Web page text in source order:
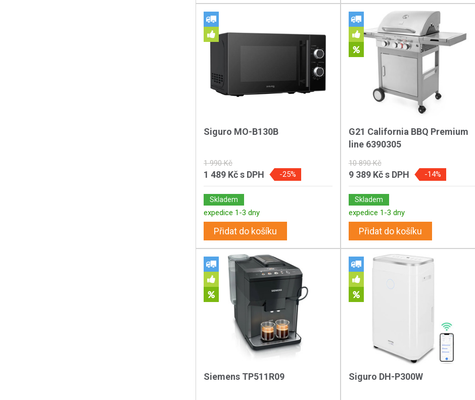
Siguro MO-B130B
1 990 Kč
1 489 Kčs DPH -25%
Skladem
expedice 1-3 dny
Přidat do košíku
G21 California BBQ Premium
line 6390305
10 890 Kč
9 389 Kčs DPH -14%
Skladem
expedice 1-3 dny
Přidat do košíku
Siemens TP511R09 Siguro DH-P300W